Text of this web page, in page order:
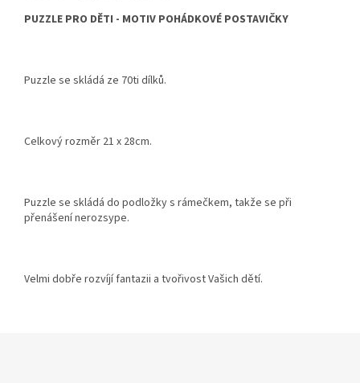
PUZZLE PRO DĚTI - MOTIV POHÁDKOVÉ POSTAVIČKY
Puzzle se skládá ze 70ti dílků.
Celkový rozměr 21 x 28cm.
Puzzle se skládá do podložky s rámečkem, takže se při
přenášení nerozsype.
Velmi dobře rozvíjí fantazii a tvořivost Vašich dětí.